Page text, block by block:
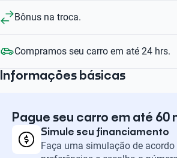
Bônus na troca.
Compramos seu carro em até 24 hrs.
Informações básicas
Pague seu carro em até 60
Simule seu financiamento
Faça uma simulação de